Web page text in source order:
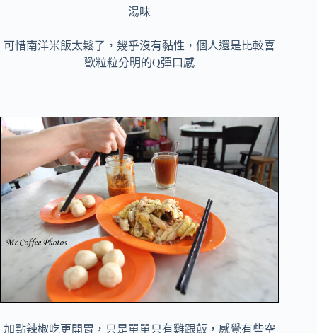
湯味
可惜南洋米飯太鬆了，幾乎沒有黏性，個人還是比較喜
歡粒粒分明的Q彈口感
加點辣椒吃更開胃，只是單單只有雞跟飯，感覺有些空